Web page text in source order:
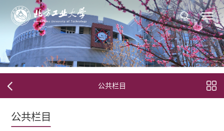
公共栏目
公共栏目